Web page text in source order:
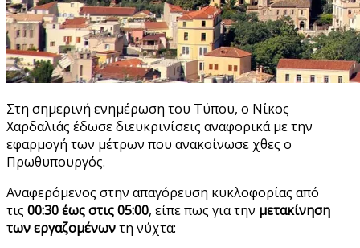
Στη σημερινή ενημέρωση του Τύπου, ο Νίκος
Χαρδαλιάς έδωσε διευκρινίσεις αναφορικά με την
εφαρμογή των μέτρων που ανακοίνωσε χθες ο
Πρωθυπουργός.
Αναφερόμενος στην απαγόρευση κυκλοφορίας από
τις 00:30 έως στις 05:00, είπε πως για την μετακίνηση
των εργαζομένωντη νύχτα: